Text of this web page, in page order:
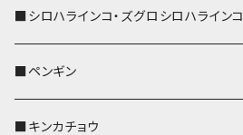
名刺入れ・カードケース
コインケース
メガネケース
ストラップ付
名刺入れ・カードケース
メガネケース
IDカードホルダー
リール付きストラップ
リールのみ
ストラップ付
キーケース
名刺入れ・カードケース
リール付きストラップ
リールのみ
ストラップ付
メガネケース
コインケース
パスケース
リール付きストラップ
リールのみ
IDカードホルダー
キーホルダー
パスケース
IDカードホルダー
キーカバー
キーホルダー
リール付きストラップ
■シロハラインコ・ズグロシロハラインコ
キーカバー
キーホルダー
■ペンギン
キーカバー
■キンカチョウ